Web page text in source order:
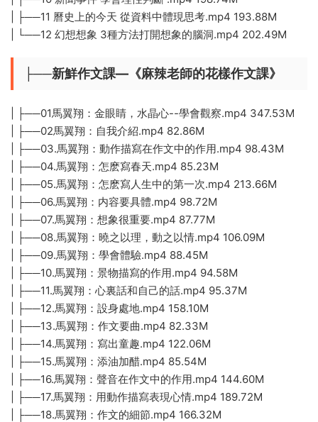
| ├──11 曆史上的今天 從資料中體現思考.mp4 193.88M
| └──12 幻想想象 3種方法打開想象的腦洞.mp4 202.49M
├──新鮮作文課—《麻辣老師的花樣作文課》
| ├──01馬翼翔：金眼睛，水晶心--學會觀察.mp4 347.53M
| ├──02馬翼翔：自我介紹.mp4 82.86M
| ├──03.馬翼翔：動作描寫在作文中的作用.mp4 98.43M
| ├──04.馬翼翔：怎麽寫春天.mp4 85.23M
| ├──05.馬翼翔：怎麽寫人生中的第一次.mp4 213.66M
| ├──06.馬翼翔：内容要具體.mp4 98.72M
| ├──07.馬翼翔：想象很重要.mp4 87.77M
| ├──08.馬翼翔：曉之以理，動之以情.mp4 106.09M
| ├──09.馬翼翔：學會體驗.mp4 88.45M
| ├──10.馬翼翔：景物描寫的作用.mp4 94.58M
| ├──11.馬翼翔：心裏話和自己的話.mp4 95.37M
| ├──12.馬翼翔：設身處地.mp4 158.10M
| ├──13.馬翼翔：作文要曲.mp4 82.33M
| ├──14.馬翼翔：寫出童趣.mp4 122.06M
| ├──15.馬翼翔：添油加醋.mp4 85.54M
| ├──16.馬翼翔：聲音在作文中的作用.mp4 144.60M
| ├──17.馬翼翔：用動作描寫表現心情.mp4 189.72M
| ├──18.馬翼翔：作文的細節.mp4 166.32M